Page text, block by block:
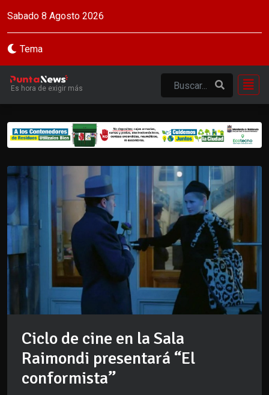
Sabado 8 Agosto 2026
Tema
Es hora de exigir más
Ciclo de cine en la Sala
Raimondi presentará “El
conformista”